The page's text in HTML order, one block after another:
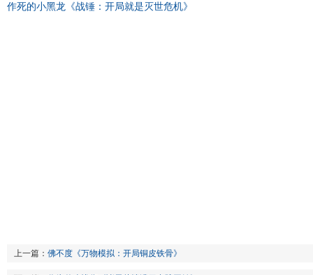
作死的小黑龙《战锤：开局就是灭世危机》
上一篇： 佛不度《万物模拟：开局铜皮铁骨》